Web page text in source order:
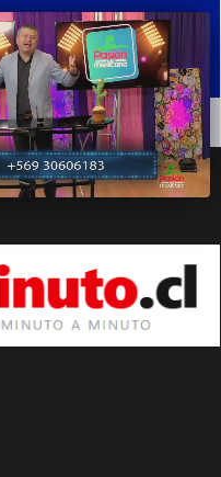
POLÍTICA